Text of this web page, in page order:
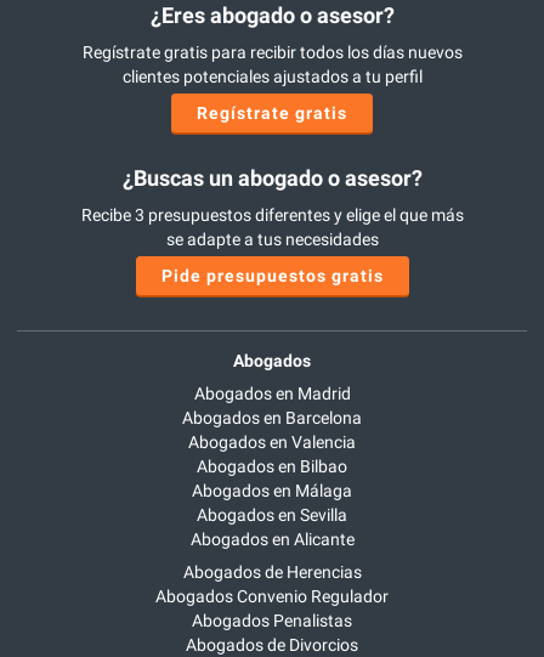
¿Eres abogado o asesor?
Regístrate gratis para recibir todos los días nuevos
clientes potenciales ajustados a tu perfil
Regístrate gratis
¿Buscas un abogado o asesor?
Recibe 3 presupuestos diferentes y elige el que más
se adapte a tus necesidades
Pide presupuestos gratis
Abogados
Abogados en Madrid
Abogados en Barcelona
Abogados en Valencia
Abogados en Bilbao
Abogados en Málaga
Abogados en Sevilla
Abogados en Alicante
Abogados de Herencias
Abogados Convenio Regulador
Abogados Penalistas
Abogados de Divorcios